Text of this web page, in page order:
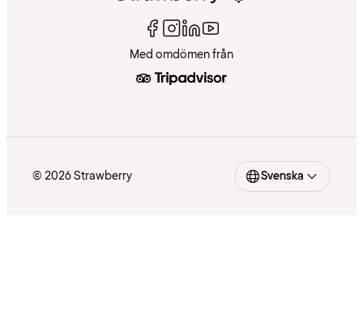
Med omdömen från
© 2026 Strawberry Svenska